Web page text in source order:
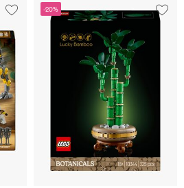
-20%